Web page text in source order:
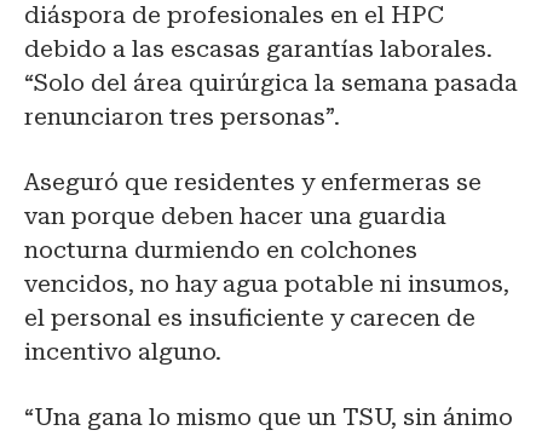
diáspora de profesionales en el HPC
debido a las escasas garantías laborales.
“Solo del área quirúrgica la semana pasada
renunciaron tres personas”.
Aseguró que residentes y enfermeras se
van porque deben hacer una guardia
nocturna durmiendo en colchones
vencidos, no hay agua potable ni insumos,
el personal es insuficiente y carecen de
incentivo alguno.
“Una gana lo mismo que un TSU, sin ánimo